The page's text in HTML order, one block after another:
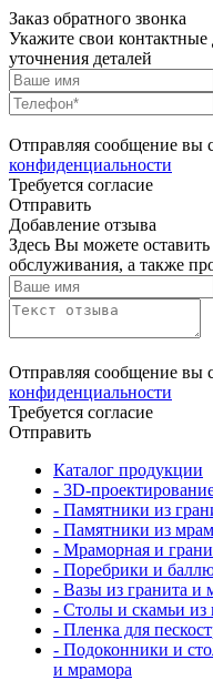
Заказ обратного звонка
Укажите свои
уточнения деталей
Отправляя сообщение вы
конфиденциальности
Требуется согласие
Отправить
Добавление отзыва
Здесь Вы можете
обслуживания, а также
Отправляя сообщение вы
конфиденциальности
Требуется согласие
Отправить
Каталог продукции
- 3D-
- Памятники из
- Памятники из
- Мраморная и
- Поребрики и
- Вазы из гранита и
- Столы и скамьи из
- Пленка для
- Подоконники и
и мрамора